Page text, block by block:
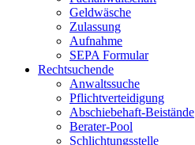
Geldwäsche
Zulassung
Aufnahme
SEPA Formular
Rechtsuchende
Anwaltssuche
Pflichtverteidigung
Abschiebehaft-Beistände
Berater-Pool
Schlichtungsstelle